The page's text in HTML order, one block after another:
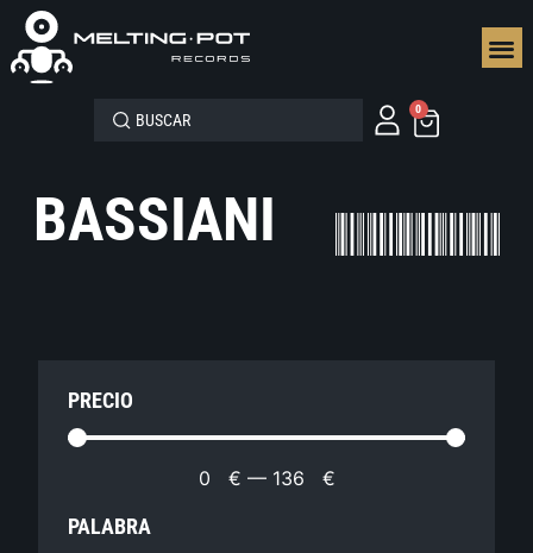
0
BASSIANI
PRECIO
0 € — 136 €
PALABRA